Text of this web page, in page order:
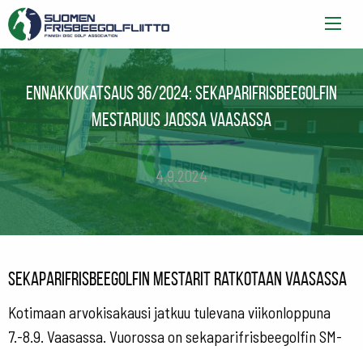
Ennakkokatsaus 36/2024: Sekaparifrisbeegolfin
mestaruus jaossa Vaasassa
4.9.2024
Sekaparifrisbeegolfin mestarit ratkotaan Vaasassa
Kotimaan arvokisakausi jatkuu tulevana viikonloppuna
7.-8.9. Vaasassa. Vuorossa on sekaparifrisbeegolfin SM-